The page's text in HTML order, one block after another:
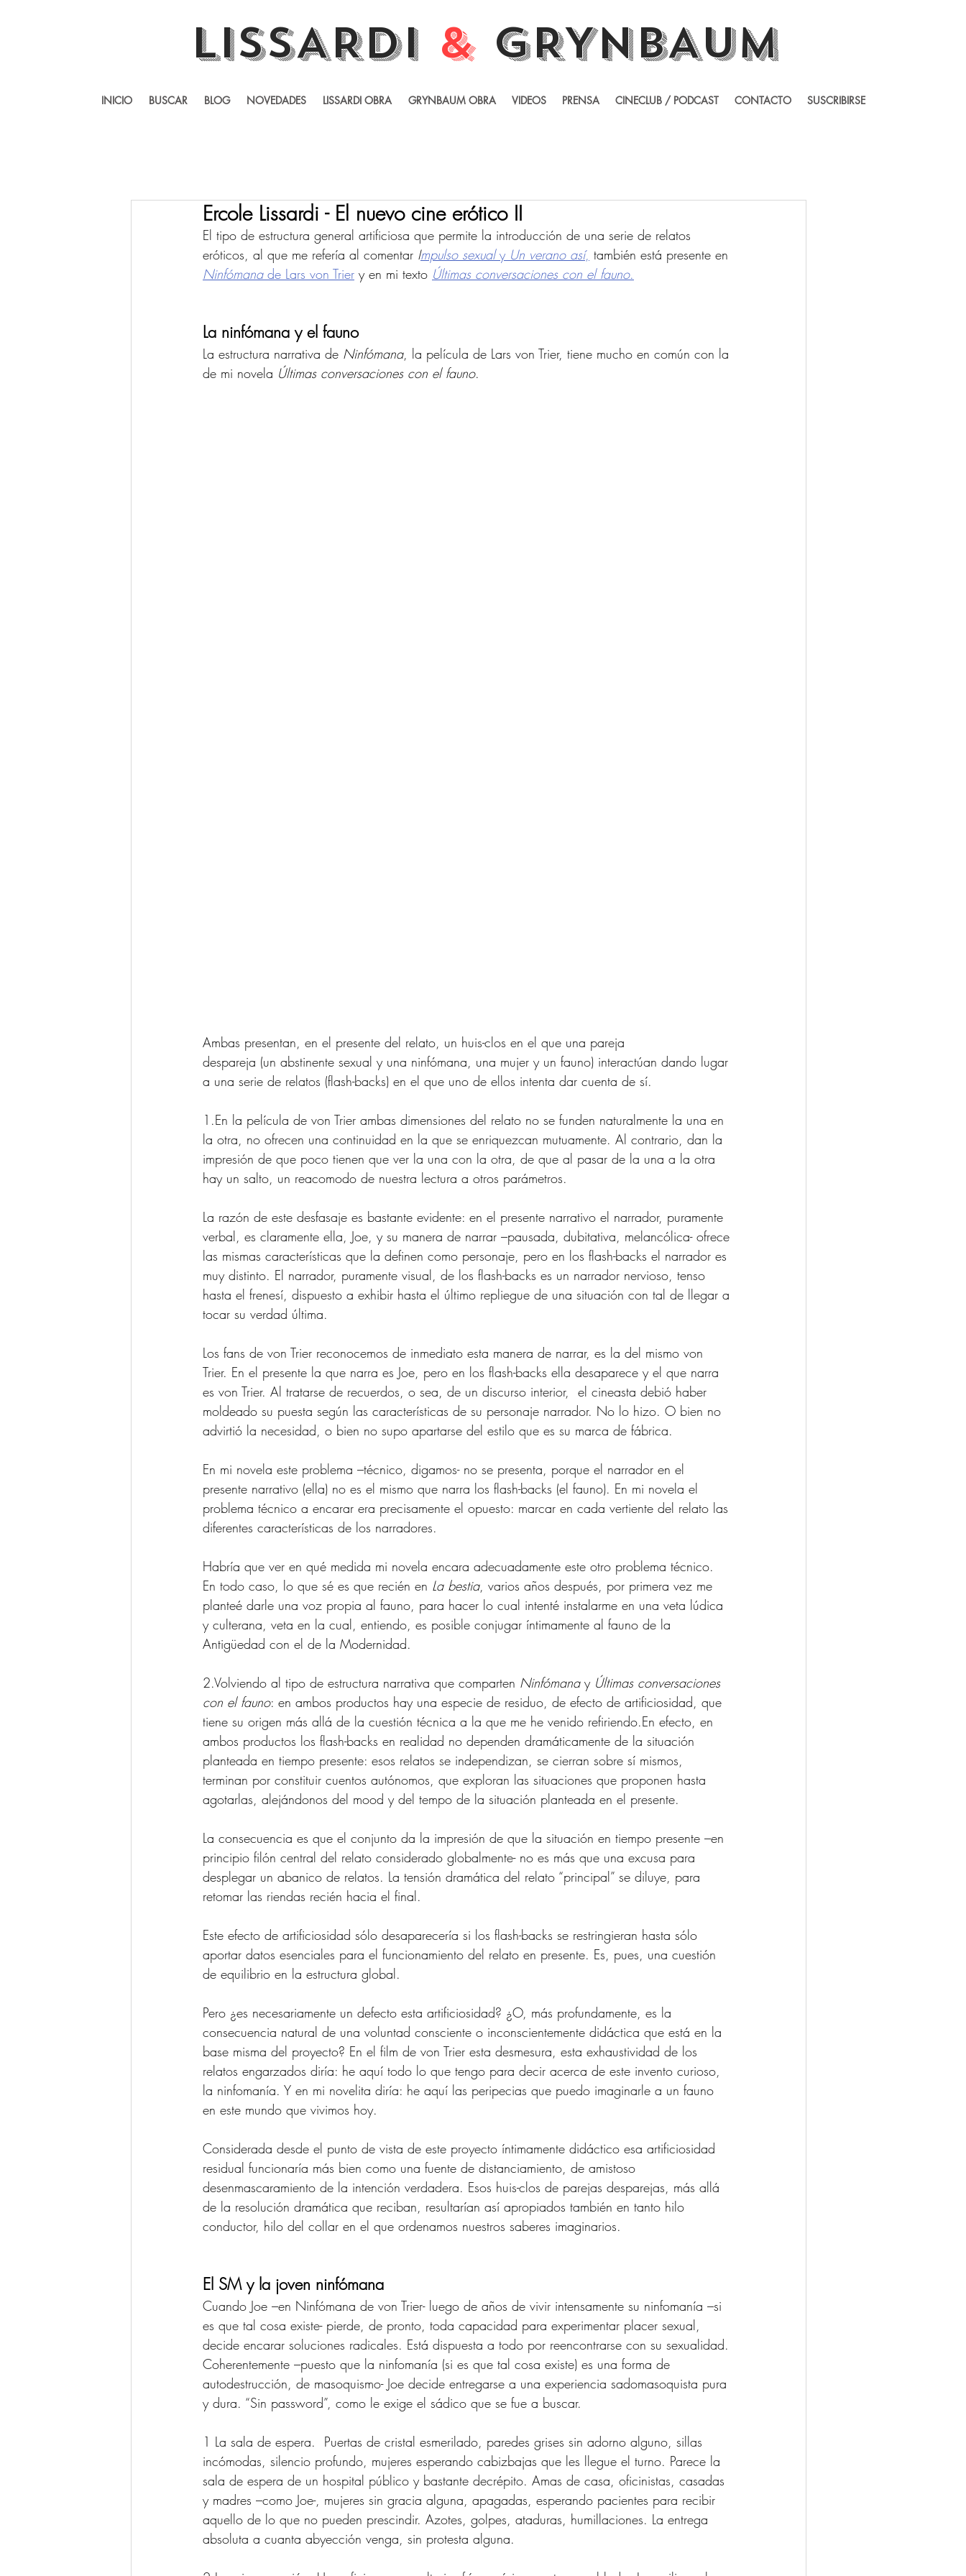
LISSARDI &GRYNBAUM
INICIO BUSCAR BLOG NOVEDADES LISSARDI OBRA GRYNBAUM OBRA VIDEOS PRENSA CINECLUB / PODCAST CONTACTO SUSCRIBIRSE
Ercole Lissardi - El nuevo cine erótico II
El tipo de estructura general artificiosa que permite la introducción de una serie de relatos
eróticos, al que me refería al comentar Impulso sexual y Un verano así, también está presente en
Ninfómana de Lars von Trier y en mi texto Últimas conversaciones con el fauno.
La ninfómana y el fauno
La estructura narrativa de Ninfómana, la película de Lars von Trier, tiene mucho en común con la
de mi novela Últimas conversaciones con el fauno.
Ambas presentan, en el presente del relato, un huis-clos en el que una pareja
despareja (un abstinente sexual y una ninfómana, una mujer y un fauno) interactúan dando lugar
a una serie de relatos (flash-backs) en el que uno de ellos intenta dar cuenta de sí.
1.En la película de von Trier ambas dimensiones del relato no se funden naturalmente la una en
la otra, no ofrecen una continuidad en la que se enriquezcan mutuamente. Al contrario, dan la
impresión de que poco tienen que ver la una con la otra, de que al pasar de la una a la otra
hay un salto, un reacomodo de nuestra lectura a otros parámetros.
La razón de este desfasaje es bastante evidente: en el presente narrativo el narrador, puramente
verbal, es claramente ella, Joe, y su manera de narrar –pausada, dubitativa, melancólica- ofrece
las mismas características que la definen como personaje, pero en los flash-backs el narrador es
muy distinto. El narrador, puramente visual, de los flash-backs es un narrador nervioso, tenso
hasta el frenesí, dispuesto a exhibir hasta el último repliegue de una situación con tal de llegar a
tocar su verdad última.
Los fans de von Trier reconocemos de inmediato esta manera de narrar, es la del mismo von
Trier. En el presente la que narra es Joe, pero en los flash-backs ella desaparece y el que narra
es von Trier. Al tratarse de recuerdos, o sea, de un discurso interior,  el cineasta debió haber
moldeado su puesta según las características de su personaje narrador. No lo hizo. O bien no
advirtió la necesidad, o bien no supo apartarse del estilo que es su marca de fábrica.
En mi novela este problema –técnico, digamos- no se presenta, porque el narrador en el
presente narrativo (ella) no es el mismo que narra los flash-backs (el fauno). En mi novela el
problema técnico a encarar era precisamente el opuesto: marcar en cada vertiente del relato las
diferentes características de los narradores.
Habría que ver en qué medida mi novela encara adecuadamente este otro problema técnico.
En todo caso, lo que sé es que recién en La bestia, varios años después, por primera vez me
planteé darle una voz propia al fauno, para hacer lo cual intenté instalarme en una veta lúdica
y culterana, veta en la cual, entiendo, es posible conjugar íntimamente al fauno de la
Antigüedad con el de la Modernidad.
2.Volviendo al tipo de estructura narrativa que comparten Ninfómana y Últimas conversaciones
con el fauno: en ambos productos hay una especie de residuo, de efecto de artificiosidad, que
tiene su origen más allá de la cuestión técnica a la que me he venido refiriendo.En efecto, en
ambos productos los flash-backs en realidad no dependen dramáticamente de la situación
planteada en tiempo presente: esos relatos se independizan, se cierran sobre sí mismos,
terminan por constituir cuentos autónomos, que exploran las situaciones que proponen hasta
agotarlas, alejándonos del mood y del tempo de la situación planteada en el presente.
La consecuencia es que el conjunto da la impresión de que la situación en tiempo presente –en
principio filón central del relato considerado globalmente- no es más que una excusa para
desplegar un abanico de relatos. La tensión dramática del relato “principal” se diluye, para
retomar las riendas recién hacia el final.
Este efecto de artificiosidad sólo desaparecería si los flash-backs se restringieran hasta sólo
aportar datos esenciales para el funcionamiento del relato en presente. Es, pues, una cuestión
de equilibrio en la estructura global.
Pero ¿es necesariamente un defecto esta artificiosidad? ¿O, más profundamente, es la
consecuencia natural de una voluntad consciente o inconscientemente didáctica que está en la
base misma del proyecto? En el film de von Trier esta desmesura, esta exhaustividad de los
relatos engarzados diría: he aquí todo lo que tengo para decir acerca de este invento curioso,
la ninfomanía. Y en mi novelita diría: he aquí las peripecias que puedo imaginarle a un fauno
en este mundo que vivimos hoy.
Considerada desde el punto de vista de este proyecto íntimamente didáctico esa artificiosidad
residual funcionaría más bien como una fuente de distanciamiento, de amistoso
desenmascaramiento de la intención verdadera. Esos huis-clos de parejas desparejas, más allá
de la resolución dramática que reciban, resultarían así apropiados también en tanto hilo
conductor, hilo del collar en el que ordenamos nuestros saberes imaginarios.
El SM y la joven ninfómana
Cuando Joe –en Ninfómana de von Trier- luego de años de vivir intensamente su ninfomanía –si
es que tal cosa existe- pierde, de pronto, toda capacidad para experimentar placer sexual,
decide encarar soluciones radicales. Está dispuesta a todo por reencontrarse con su sexualidad.
Coherentemente –puesto que la ninfomanía (si es que tal cosa existe) es una forma de
autodestrucción, de masoquismo- Joe decide entregarse a una experiencia sadomasoquista pura
y dura. “Sin password”, como le exige el sádico que se fue a buscar.
1 La sala de espera.  Puertas de cristal esmerilado, paredes grises sin adorno alguno, sillas
incómodas, silencio profundo, mujeres esperando cabizbajas que les llegue el turno. Parece la
sala de espera de un hospital público y bastante decrépito. Amas de casa, oficinistas, casadas
y madres –como Joe-, mujeres sin gracia alguna, apagadas, esperando pacientes para recibir
aquello de lo que no pueden prescindir. Azotes, golpes, ataduras, humillaciones. La entrega
absoluta a cuanta abyección venga, sin protesta alguna.